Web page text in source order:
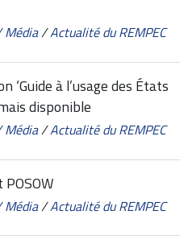
/Actualité du REMPEC
‘Guide à l’usage des États
disponible
/Actualité du REMPEC
/Actualité du REMPEC